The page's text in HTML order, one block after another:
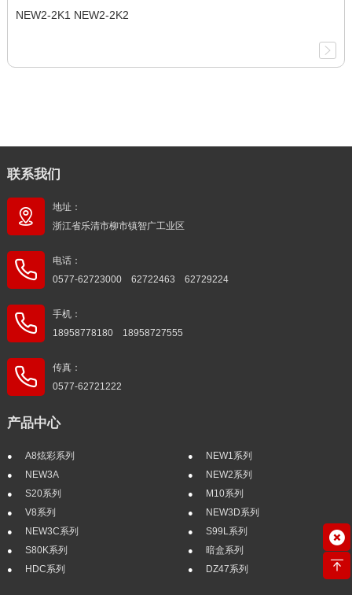
NEW2-2K1 NEW2-2K2
联系我们
地址：
浙江省乐清市柳市镇智广工业区
电话：
0577-62723000 62722463 62729224
手机：
18958778180 18958727555
传真：
0577-62721222
产品中心
A8炫彩系列
NEW1系列
NEW3A
NEW2系列
S20系列
M10系列
V8系列
NEW3D系列
NEW3C系列
S99L系列
S80K系列
暗盒系列
HDC系列
DZ47系列